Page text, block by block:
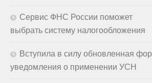
Сервис ФНС России поможет
выбрать систему налогообложения
Вступила в силу обновленная
уведомления о применении УСН